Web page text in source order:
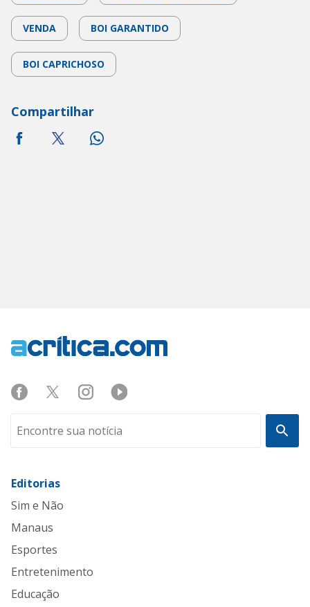
VENDA BOI GARANTIDO
BOI CAPRICHOSO
Compartilhar
Editorias
Sim e Não
Manaus
Esportes
Entretenimento
Educação